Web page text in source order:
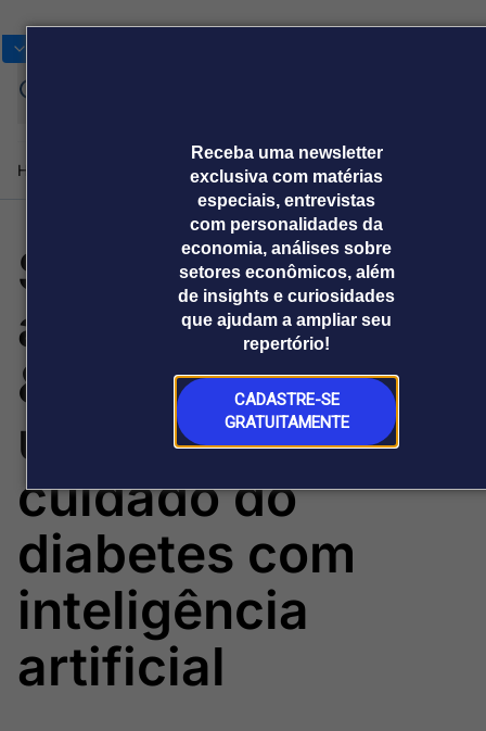
Receba uma newsletter
exclusiva com matérias
especiais, entrevistas
com personalidades da
economia, análises sobre
setores econômicos, além
de insights e curiosidades
que ajudam a ampliar seu
repertório!
CADASTRE-SE
GRATUITAMENTE
Home Produtos e soluçõesNotíciasBlogWeekendInstitucional
Plataformas
Broadcast
Broadcast+
O mercado
financeiro em
tempo real
Broadcast
Tudo sobre o
agronegócio
Broadcast
Político
Os bastidores da
política em
Broadcast
Releases Broadcast
Prêmio Broadcast
Empresas
Releases
SIBIONICS realiza
a 4ª Cúpula AGP
& DTx e destaca
uma nova era no
cuidado do
diabetes com
inteligência
artificial